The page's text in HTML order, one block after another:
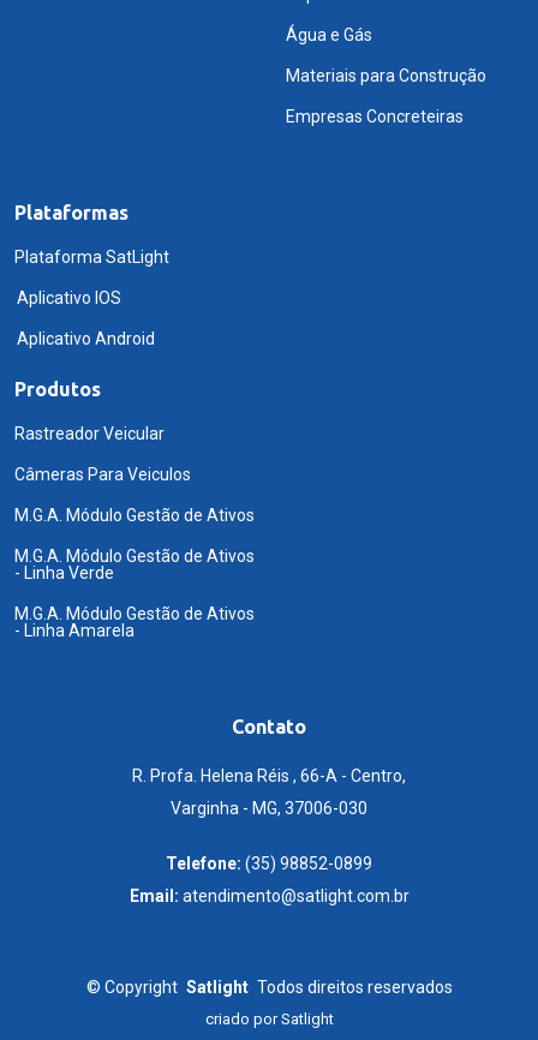
Água e Gás
Materiais para Construção
Empresas Concreteiras
Plataformas
Plataforma SatLight
Aplicativo IOS
Aplicativo Android
Produtos
Rastreador Veicular
Câmeras Para Veiculos
M.G.A. Módulo Gestão de Ativos
M.G.A. Módulo Gestão de Ativos
- Linha Verde
M.G.A. Módulo Gestão de Ativos
- Linha Amarela
Contato
R. Profa. Helena Réis , 66-A - Centro,
Varginha - MG, 37006-030
Telefone: (35) 98852-0899
Email: atendimento@satlight.com.br
© Copyright Satlight Todos direitos reservados
criado porSatlight